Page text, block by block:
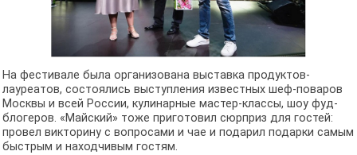
На фестивале была организована выставка продуктов-
лауреатов, состоялись выступления известных шеф-поваров
Москвы и всей России, кулинарные мастер-классы, шоу фуд-
блогеров. «Майский» тоже приготовил сюрприз для гостей:
провел викторину с вопросами и чае и подарил подарки самым
быстрым и находчивым гостям.